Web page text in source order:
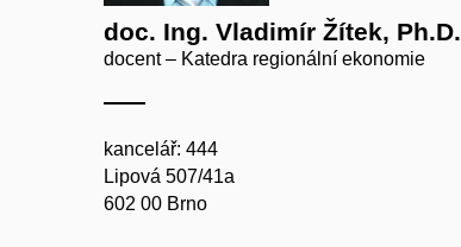
doc. Ing. Vladimír Žítek, Ph.D.
docent – Katedra regionální ekonomie
kancelář: 444
Lipová 507/41a
602 00 Brno